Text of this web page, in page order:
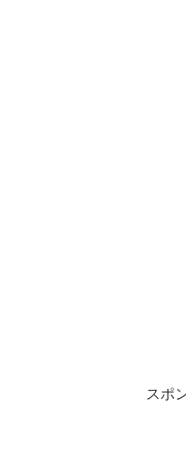
スポ